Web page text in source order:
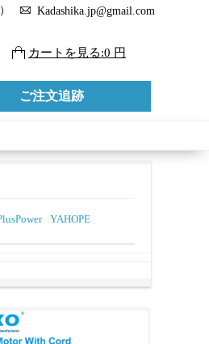
Kadashika.jp@gmail.com
カートを見る:0 円
ご注文追跡
YAHOPE